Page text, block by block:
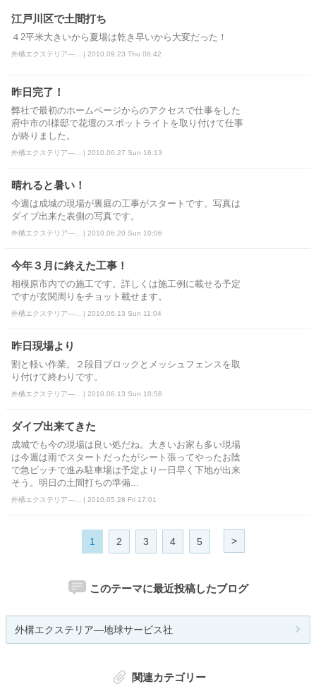
江戸川区で土間打ち
４2平米大きいから夏場は乾き早いから大変だった！
外構エクステリア―... | 2010.09.23 Thu 08:42
昨日完了！
弊社で最初のホームページからのアクセスで仕事をした
府中市のI様邸で花壇のスポットライトを取り付けて仕事
が終りました。
外構エクステリア―... | 2010.06.27 Sun 16:13
晴れると暑い！
今週は成城の現場が裏庭の工事がスタートです。写真は
ダイブ出来た表側の写真です。
外構エクステリア―... | 2010.06.20 Sun 10:06
今年３月に終えた工事！
相模原市内での施工です。詳しくは施工例に載せる予定
ですが玄関周りをチョット載せます。
外構エクステリア―... | 2010.06.13 Sun 11:04
昨日現場より
割と軽い作業。２段目ブロックとメッシュフェンスを取
り付けて終わりです。
外構エクステリア―... | 2010.06.13 Sun 10:58
ダイブ出来てきた
成城でも今の現場は良い処だね。大きいお家も多い現場
は今週は雨でスタートだったがシート張ってやったお陰
で急ピッチで進み駐車場は予定より一日早く下地が出来
そう。明日の土間打ちの準備...
外構エクステリア―... | 2010.05.28 Fri 17:01
1 2 3 4 5 >
このテーマに最近投稿したブログ
外構エクステリア―地球サービス社
関連カテゴリー